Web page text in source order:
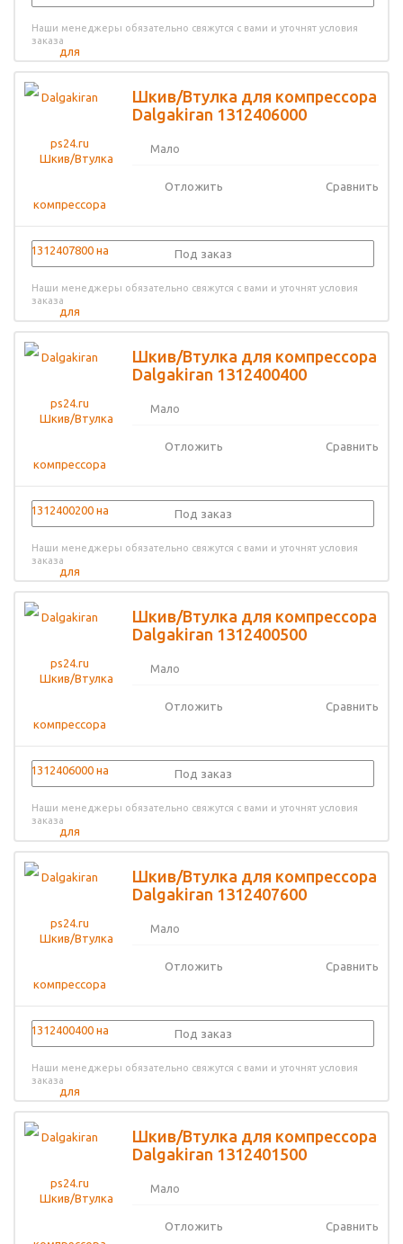
Наши менеджеры обязательно свяжутся с вами и уточнят условия
заказа
Шкив/Втулка для компрессора
Dalgakiran 1312406000
Мало
Отложить Сравнить
Под заказ
Наши менеджеры обязательно свяжутся с вами и уточнят условия
заказа
Шкив/Втулка для компрессора
Dalgakiran 1312400400
Мало
Отложить Сравнить
Под заказ
Наши менеджеры обязательно свяжутся с вами и уточнят условия
заказа
Шкив/Втулка для компрессора
Dalgakiran 1312400500
Мало
Отложить Сравнить
Под заказ
Наши менеджеры обязательно свяжутся с вами и уточнят условия
заказа
Шкив/Втулка для компрессора
Dalgakiran 1312407600
Мало
Отложить Сравнить
Под заказ
Наши менеджеры обязательно свяжутся с вами и уточнят условия
заказа
Шкив/Втулка для компрессора
Dalgakiran 1312401500
Мало
Отложить Сравнить